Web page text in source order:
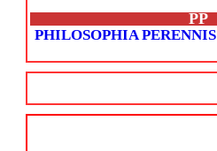
PP
PHILOSOPHIA PERENNIS